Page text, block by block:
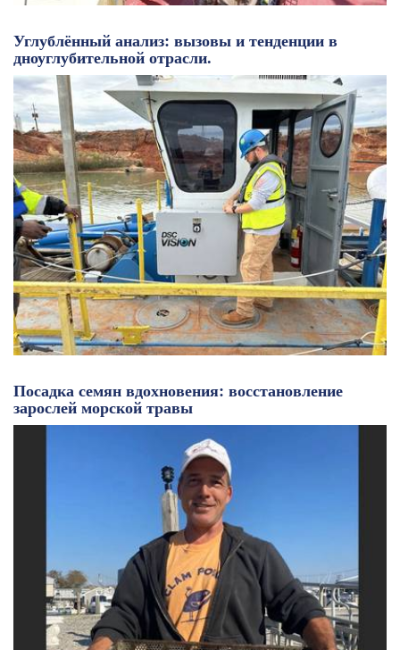
Углублённый анализ: вызовы и тенденции в
дноуглубительной отрасли.
Посадка семян вдохновения: восстановление
зарослей морской травы